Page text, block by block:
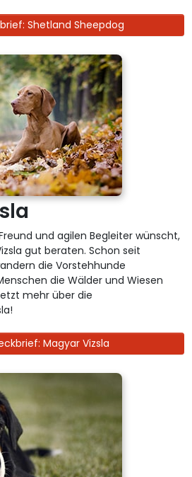
Shetland Sheepdog
und agilen Begleiter wünscht,
gut beraten. Schon seit
die Vorstehhunde
die Wälder und Wiesen
mehr über die
Magyar Vizsla